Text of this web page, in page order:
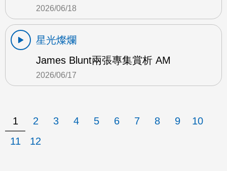
2026/06/18
星光燦爛
James Blunt兩張專集賞析 AM
2026/06/17
1 2 3 4 5 6 7 8 9
10
11
12